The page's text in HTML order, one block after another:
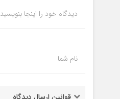
دیدگاه خود را اینجا بنویسید
نام شما